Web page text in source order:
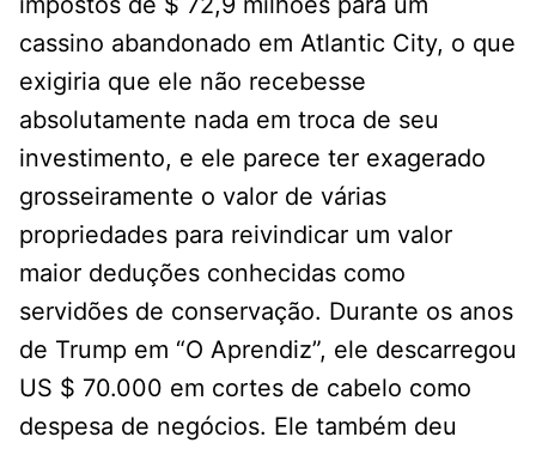
cassino abandonado em Atlantic City, o que
exigiria que ele não recebesse
absolutamente nada em troca de seu
investimento, e ele parece ter exagerado
grosseiramente o valor de várias
propriedades para reivindicar um valor
maior deduções conhecidas como
servidões de conservação. Durante os anos
de Trump em “O Aprendiz”, ele descarregou
US $ 70.000 em cortes de cabelo como
despesa de negócios. Ele também deu